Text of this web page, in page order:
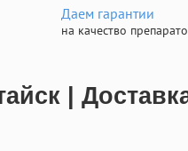
Даем гарантии
на качество
|